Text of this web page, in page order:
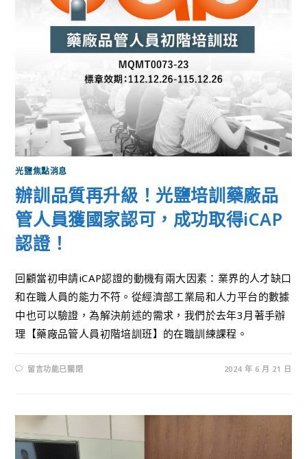
光鹽焦點消息
辦訓品質再升級！光鹽培訓藥廠品
管人員獲國家認可，成功取得iCAP
認證！
回顧當初申請iCAP認證的動機有兩大因素：業界的人才缺口
和在職人員的能力不符。從經濟部工業局和人力平台的數據
中也可以驗證，為解決前述的需求，我們於去年3月著手辦
理【藥廠品管人員初階培訓班】的在職訓練課程。
留言功能已關閉 2024 年 6 月 21 日